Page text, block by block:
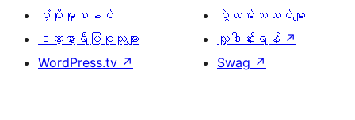
ပံ့ပိုးမှုစနစ်
ဒဏ္ဍာရီပြုစုသူများ
WordPress.tv ↗
ပွဲလမ်းသဘင်များ
လှူဒါန်းရန် ↗
Swag ↗